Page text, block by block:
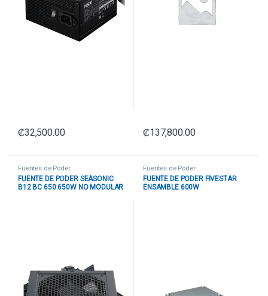
₡32,500.00 ₡137,800.00
Fuentes de Poder
FUENTE DE PODER SEASONIC
B12 BC 650 650W NO MODULAR
Fuentes de Poder
FUENTE DE PODER FIVESTAR
ENSAMBLE 600W